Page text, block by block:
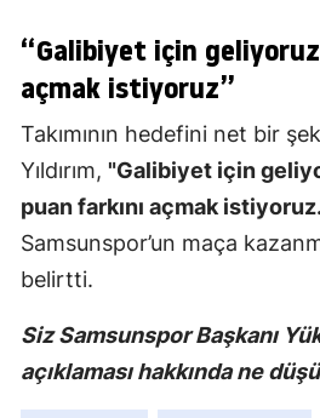
“Galibiyet için
açmak istiyoruz”
Takımının hedefini net bir
Yıldırım, "Galibiyet için
puan farkını açmak
Samsunspor’un maça
belirtti.
Siz Samsunspor Başkanı
açıklaması hakkında ne